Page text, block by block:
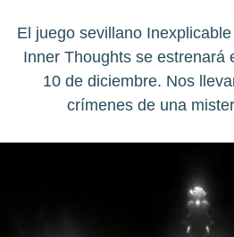
El juego sevillano
Inner Thoughts se estrenará
10 de diciembre. Nos
crímenes de una